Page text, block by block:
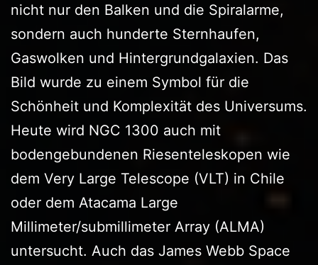
nicht nur den Balken und die Spiralarme,
sondern auch hunderte Sternhaufen,
Gaswolken und Hintergrundgalaxien. Das
Bild wurde zu einem Symbol für die
Schönheit und Komplexität des Universums.
Heute wird NGC 1300 auch mit
bodengebundenen Riesenteleskopen wie
dem Very Large Telescope (VLT) in Chile
oder dem Atacama Large
Millimeter/submillimeter Array (ALMA)
untersucht. Auch das James Webb Space